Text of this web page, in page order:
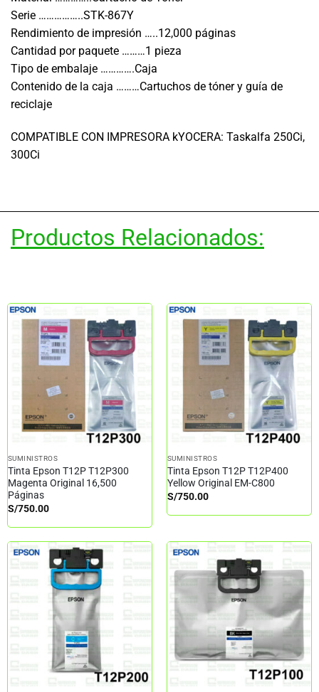
Serie ……………..STK-867Y
Rendimiento de impresión …..12,000 páginas
Cantidad por paquete ………1 pieza
Tipo de embalaje ………….Caja
Contenido de la caja ………Cartuchos de tóner y guía de
reciclaje
COMPATIBLE CON IMPRESORA kYOCERA: Taskalfa 250Ci,
300Ci
Productos Relacionados:
SUMINISTROS
Tinta Epson T12P T12P300
Magenta Original 16,500
Páginas
S/750.00
SUMINISTROS
Tinta Epson T12P T12P400
Yellow Original EM-C800
S/750.00